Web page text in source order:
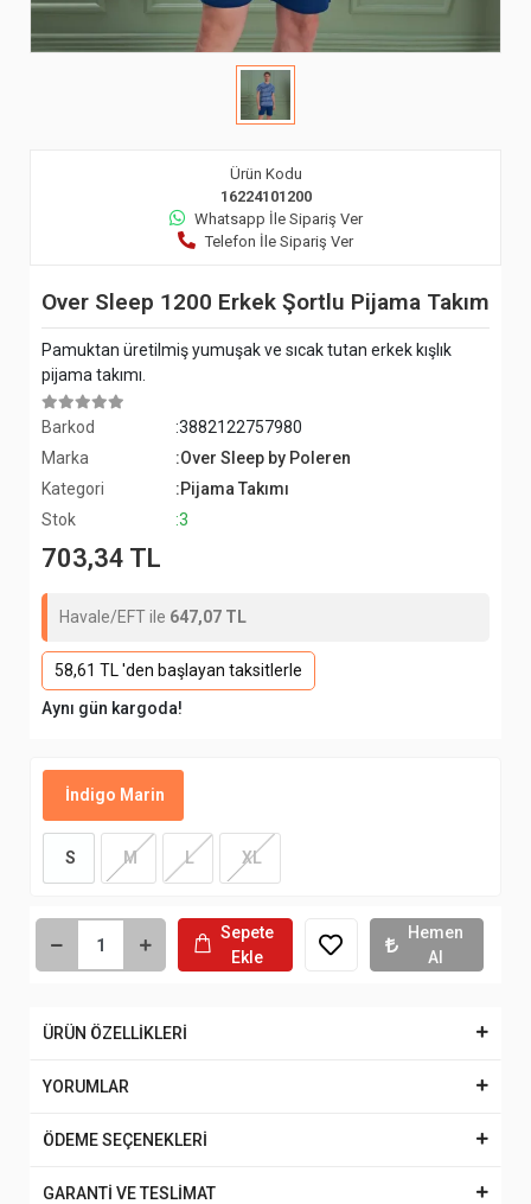
Ürün Kodu
16224101200
Whatsapp İle Sipariş Ver
Telefon İle Sipariş Ver
Over Sleep 1200 Erkek Şortlu Pijama Takım
Pamuktan üretilmiş yumuşak ve sıcak tutan erkek kışlık
pijama takımı.
Barkod
:3882122757980
Marka
:Over Sleep by Poleren
Kategori
:Pijama Takımı
Stok
:3
703,34 TL
Havale/EFT ile 647,07 TL
58,61 TL 'den başlayan taksitlerle
Aynı gün kargoda!
İndigo Marin
S M L XL
Sepete
Ekle
Hemen
Al
ÜRÜN ÖZELLİKLERİ
YORUMLAR
ÖDEME SEÇENEKLERİ
GARANTİ VE TESLİMAT